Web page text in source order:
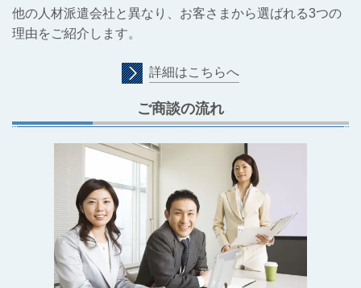
他の人材派遣会社と異なり、お客さまから選ばれる3つの
理由をご紹介します。
詳細はこちらへ
ご商談の流れ